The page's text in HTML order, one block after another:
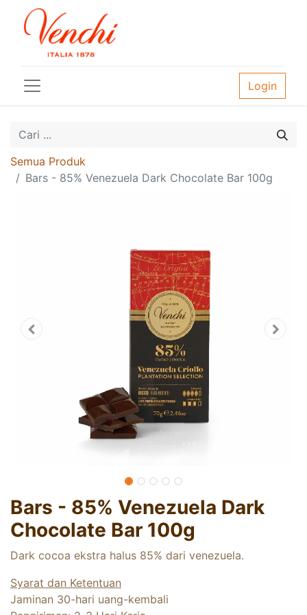
Login
Semua Produk
Bars - 85% Venezuela Dark Chocolate Bar 100g
Bars - 85% Venezuela Dark
Chocolate Bar 100g
Dark cocoa ekstra halus 85% dari venezuela.
Syarat dan Ketentuan
Jaminan 30-hari uang-kembali